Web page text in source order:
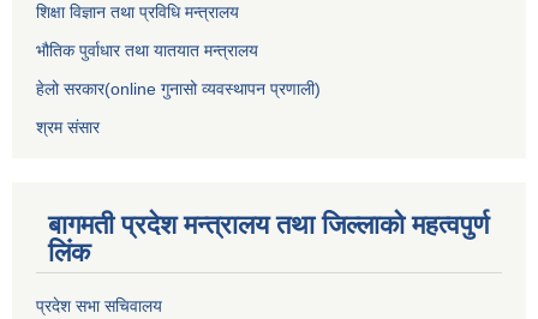
शिक्षा विज्ञान तथा प्रविधि मन्त्रालय
भौतिक पुर्वाधार तथा यातयात मन्त्रालय
हेलो सरकार(online गुनासो व्यवस्थापन प्रणाली)
श्रम संसार
बागमती प्रदेश मन्त्रालय तथा जिल्लाको महत्वपुर्ण
लिंक
प्रदेश सभा सचिवालय